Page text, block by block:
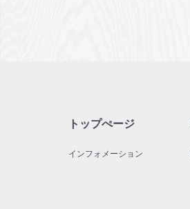
トップぺージ
インフォメーション